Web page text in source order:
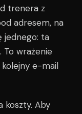
trenera z
adresem, na
jednego: ta
To wrażenie
kolejny e-mail
koszty. Aby